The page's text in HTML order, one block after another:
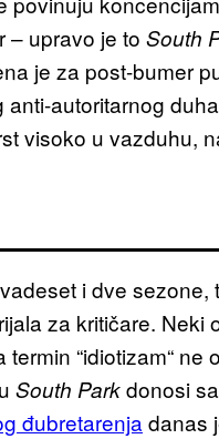
– upravo je to South
je za post-bumer
autoritarnog
visoko u vazduhu,
i dve sezone,
za kritičare. Neki
“idiotizam“ ne
South Parkdonosi
đubretarenja danas